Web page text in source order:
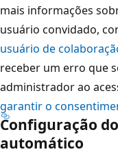
mais informações
usuário convidado,
usuário de
receber um erro que
administrador ao
garantir o
Configuração
automático